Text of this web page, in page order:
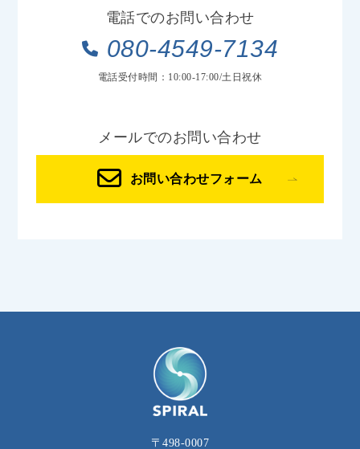
電話でのお問い合わせ
080-4549-7134
電話受付時間：10:00-17:00/土日祝休
メールでのお問い合わせ
お問い合わせフォーム
〒498-0007